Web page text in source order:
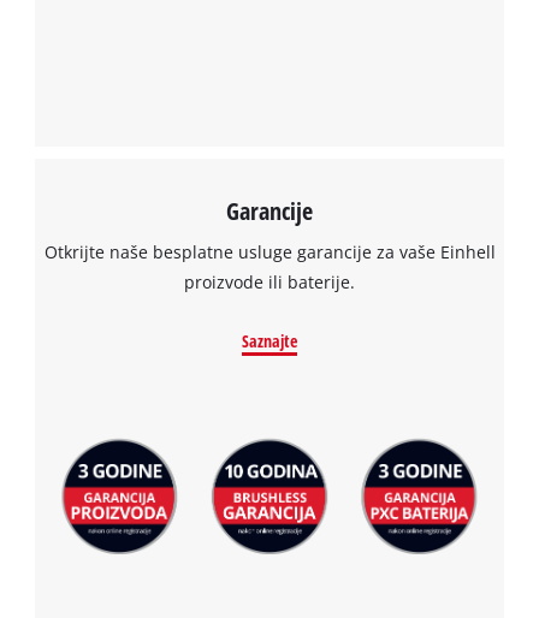
Garancije
Otkrijte naše besplatne usluge garancije za vaše Einhell
proizvode ili baterije.
Saznajte